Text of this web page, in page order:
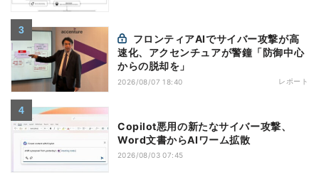
速化、アクセンチュアが警鐘「防御中心
からの脱却を」
2026/08/07 18:40 レポート
Copilot悪用の新たなサイバー攻撃、
Word文書からAIワーム拡散
2026/08/03 07:45